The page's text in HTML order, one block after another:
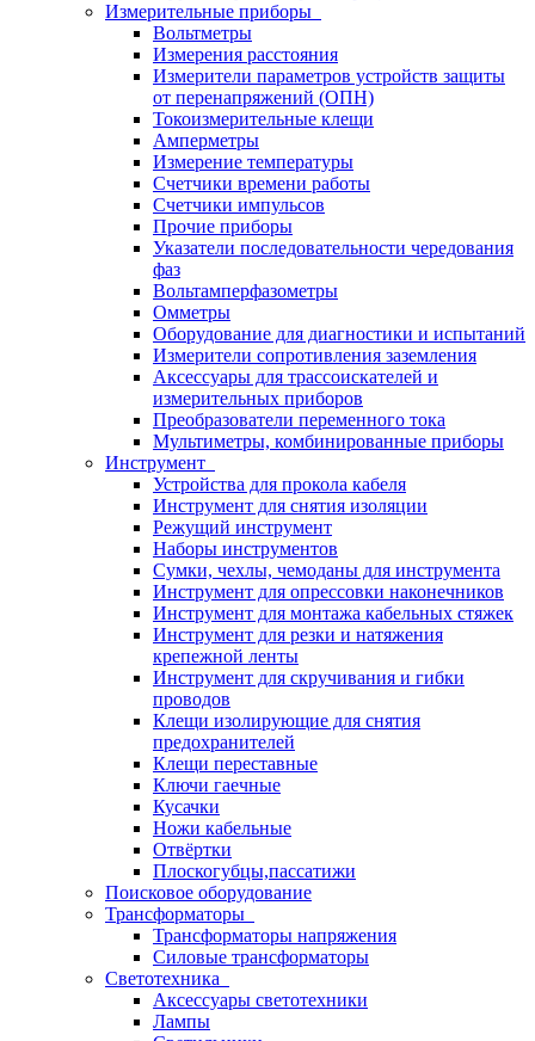
Измерительные приборы
Вольтметры
Измерения расстояния
Измерители параметров устройств защиты
от перенапряжений (ОПН)
Токоизмерительные клещи
Амперметры
Измерение температуры
Счетчики времени работы
Счетчики импульсов
Прочие приборы
Указатели последовательности чередования
фаз
Вольтамперфазометры
Омметры
Оборудование для диагностики и испытаний
Измерители сопротивления заземления
Аксессуары для трассоискателей и
измерительных приборов
Преобразователи переменного тока
Мультиметры, комбинированные приборы
Инструмент
Устройства для прокола кабеля
Инструмент для снятия изоляции
Режущий инструмент
Наборы инструментов
Сумки, чехлы, чемоданы для инструмента
Инструмент для опрессовки наконечников
Инструмент для монтажа кабельных стяжек
Инструмент для резки и натяжения
крепежной ленты
Инструмент для скручивания и гибки
проводов
Клещи изолирующие для снятия
предохранителей
Клещи переставные
Ключи гаечные
Кусачки
Ножи кабельные
Отвёртки
Плоскогубцы,пассатижи
Поисковое оборудование
Трансформаторы
Трансформаторы напряжения
Силовые трансформаторы
Светотехника
Аксессуары светотехники
Лампы